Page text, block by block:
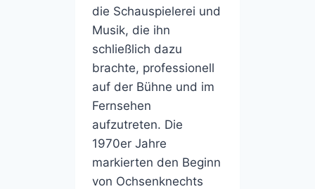
die Schauspielerei und
Musik, die ihn
schließlich dazu
brachte, professionell
auf der Bühne und im
Fernsehen
aufzutreten. Die
1970er Jahre
markierten den Beginn
von Ochsenknechts